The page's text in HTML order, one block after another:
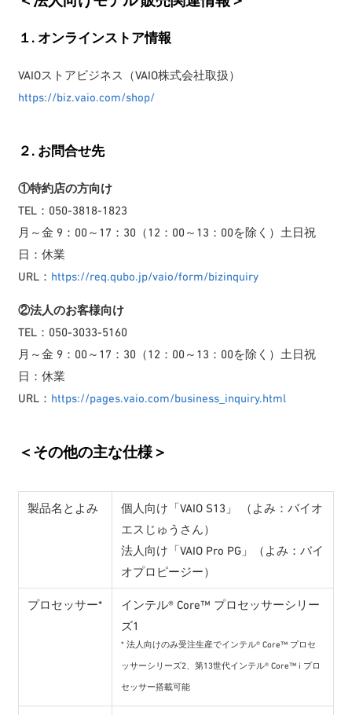
１. オンラインストア情報
VAIOストアビジネス（VAIO株式会社取扱）
https://biz.vaio.com/shop/
２. お問合せ先
①特約店の方向け
TEL：050-3818-1823
月～金 9：00～17：30（12：00～13：00を除く）土日祝
日：休業
URL： https://req.qubo.jp/vaio/form/bizinquiry
②法人のお客様向け
TEL：050-3033-5160
月～金 9：00～17：30（12：00～13：00を除く）土日祝
日：休業
URL： https://pages.vaio.com/business_inquiry.html
＜その他の主な仕様＞
製品名とよみ
個人向け「VAIO S13」 （よみ：バイオ
エスじゅうさん）
法人向け「VAIO Pro PG」（よみ：バイ
オプロピージー）
プロセッサー*
インテル® Core™ プロセッサーシリー
ズ1
* 法人向けのみ受注生産でインテル® Core™ プロセ
ッサーシリーズ2、第13世代インテル® Core™ i プロ
セッサー搭載可能